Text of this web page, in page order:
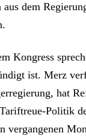
dem
Kongress
ist. Merz
hat
Politik
vergangenen